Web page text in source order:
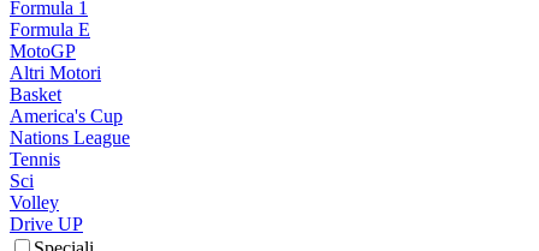
Formula 1
Formula E
MotoGP
Altri Motori
Basket
America's Cup
Nations League
Tennis
Sci
Volley
Drive UP